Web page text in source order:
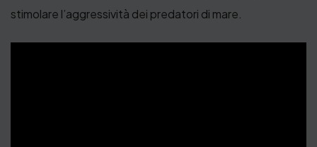
stimolare l’aggressività dei predatori di mare.